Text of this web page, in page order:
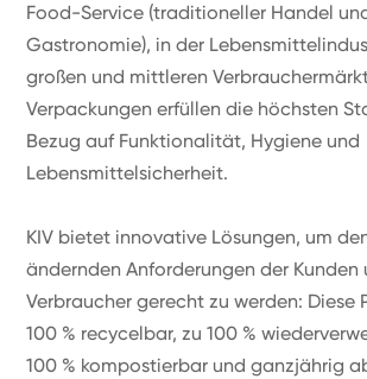
Food-Service (traditioneller Handel
Gastronomie), in der
großen und mittleren
Verpackungen erfüllen die höchsten
Bezug auf Funktionalität, Hygiene und
Lebensmittelsicherheit.
KIV bietet innovative Lösungen, um
ändernden Anforderungen der Kunden
Verbraucher gerecht zu werden: Diese
100 % recycelbar, zu 100 %
100 % kompostierbar und ganzjährig